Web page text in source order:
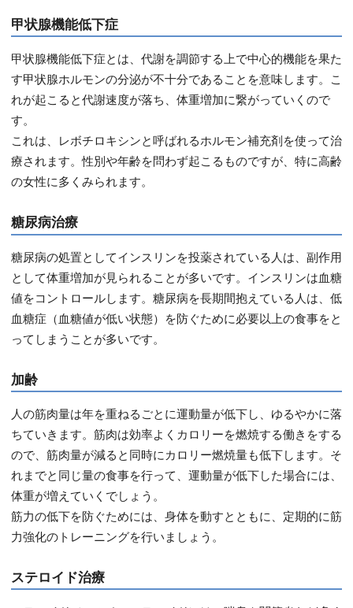
甲状腺機能低下症
甲状腺機能低下症とは、代謝を調節する上で中心的機能を果た
す甲状腺ホルモンの分泌が不十分であることを意味します。こ
れが起こると代謝速度が落ち、体重増加に繋がっていくので
す。
これは、レボチロキシンと呼ばれるホルモン補充剤を使って治
療されます。性別や年齢を問わず起こるものですが、特に高齢
の女性に多くみられます。
糖尿病治療
糖尿病の処置としてインスリンを投薬されている人は、副作用
として体重増加が見られることが多いです。インスリンは血糖
値をコントロールします。糖尿病を長期間抱えている人は、低
血糖症（血糖値が低い状態）を防ぐために必要以上の食事をと
ってしまうことが多いです。
加齢
人の筋肉量は年を重ねるごとに運動量が低下し、ゆるやかに落
ちていきます。筋肉は効率よくカロリーを燃焼する働きをする
ので、筋肉量が減ると同時にカロリー燃焼量も低下します。そ
れまでと同じ量の食事を行って、運動量が低下した場合には、
体重が増えていくでしょう。
筋力の低下を防ぐためには、身体を動すとともに、定期的に筋
力強化のトレーニングを行いましょう。
ステロイド治療